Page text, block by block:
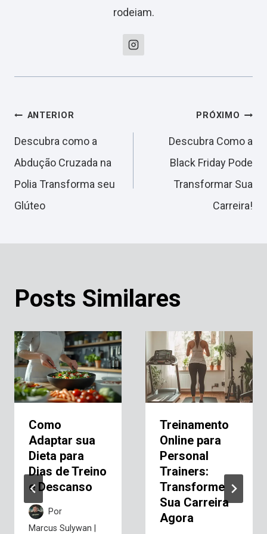
rodeiam.
Navegação
de
Post
ANTERIOR
Descubra como a
Abdução Cruzada na
Polia Transforma seu
Glúteo
PRÓXIMO
Descubra Como a
Black Friday Pode
Transformar Sua
Carreira!
Posts Similares
Como
Adaptar sua
Dieta para
Dias de Treino
e Descanso
Por
Marcus Sulywan |
Treinamento
Online para
Personal
Trainers:
Transforme
Sua Carreira
Agora